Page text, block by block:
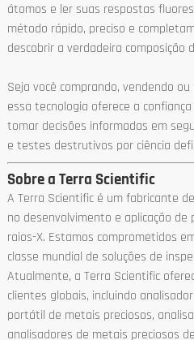
átomos e ler suas respostas
método rápido, preciso e
descobrir a verdadeira composição
Seja você comprando, vendendo
essa tecnologia oferece a
tomar decisões informadas em
e testes destrutivos por ciência
Sobre a Terra Scientific
A Terra Scientific é um fabricante
no desenvolvimento e aplicação
raios-X. Estamos comprometidos
classe mundial de soluções de
Atualmente, a Terra Scientific
clientes globais, incluindo
portátil de metais preciosos,
analisadores de metais preciosos